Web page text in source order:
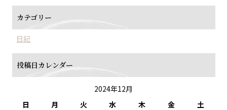
カテゴリー
日記
投稿日カレンダー
2024年12月
日
月 火 水 木 金 土